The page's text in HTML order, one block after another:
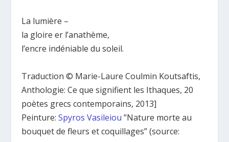
La lumière –
la gloire er l’anathème,
l’encre indéniable du soleil.
Traduction © Marie-Laure Coulmin Koutsaftis,
Anthologie: Ce que signifient les Ithaques, 20
poètes grecs contemporains, 2013]
Peinture:Spyros Vasileiou ”Nature morte au
bouquet de fleurs et coquillages” (source: